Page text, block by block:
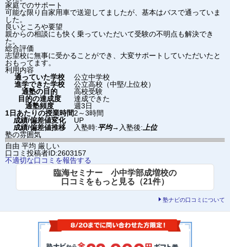
家庭でのサポート
可能な限り自家用車で送迎してましたが、基本はバスで通っていま
した。
良いところや要望
親からの相談にも快く乗っていただいて受験の不明点も解決でき
た。
総合評価
志望校に無事に受かることができ、大変サポートしていただいたと
おもってます。
利用内容
通っていた学校
公立中学校
進学できた学校
公立高校（中堅/上位校）
通塾の目的
高校受験
目的の達成度
達成できた
通塾頻度
週3日
1日あたりの授業時間2～3時間
成績/偏差値変化
UP
成績/偏差値推移
入塾時:平均→ 入塾後: 上位
塾の雰囲気
自由 平均 厳しい
口コミ投稿者ID:2603157
不適切な口コミを報告する
臨海セミナー 小中学部成増校の
口コミをもっと見る（21件）
塾ナビの口コミについて